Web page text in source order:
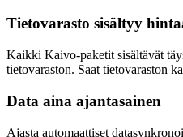
Tietovarasto sisältyy
Kaikki Kaivo-paketit sisältävät
tietovaraston. Saat tietovaraston
Data aina ajantasainen
Ajasta automaattiset